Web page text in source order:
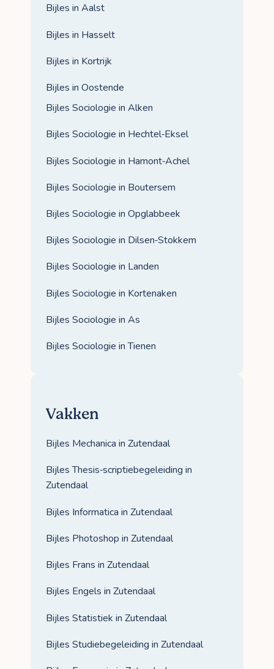
Bijles in Aalst
Bijles in Hasselt
Bijles in Kortrijk
Bijles in Oostende
Bijles Sociologie in Alken
Bijles Sociologie in Hechtel‑Eksel
Bijles Sociologie in Hamont‑Achel
Bijles Sociologie in Boutersem
Bijles Sociologie in Opglabbeek
Bijles Sociologie in Dilsen‑Stokkem
Bijles Sociologie in Landen
Bijles Sociologie in Kortenaken
Bijles Sociologie in As
Bijles Sociologie in Tienen
Vakken
Bijles Mechanica in Zutendaal
Bijles Thesis‑scriptiebegeleiding in
Zutendaal
Bijles Informatica in Zutendaal
Bijles Photoshop in Zutendaal
Bijles Frans in Zutendaal
Bijles Engels in Zutendaal
Bijles Statistiek in Zutendaal
Bijles Studiebegeleiding in Zutendaal